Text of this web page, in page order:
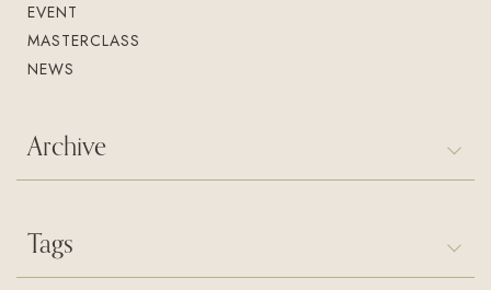
EVENT
MASTERCLASS
NEWS
Archive
Tags